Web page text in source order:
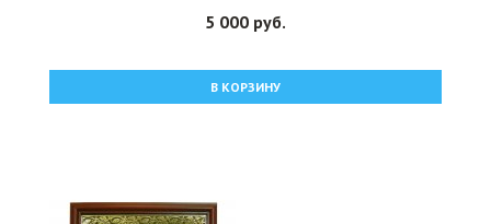
5 000 руб.
В КОРЗИНУ